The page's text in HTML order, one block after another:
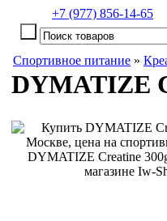
+7 (977) 856-14-65
Спортивное питание »
DYMATIZE